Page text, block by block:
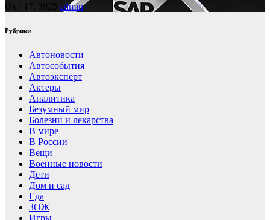
Окт 17, 2025 admin
Рубрики
Автоновости
Автособытия
Автоэксперт
Актеры
Аналитика
Безумный мир
Болезни и лекарства
В мире
В России
Вещи
Военные новости
Дети
Дом и сад
Еда
ЗОЖ
Игры